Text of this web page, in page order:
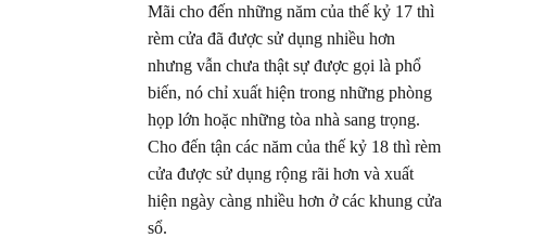
Mãi cho đến những năm của thế kỷ 17 thì
rèm cửa đã được sử dụng nhiều hơn
nhưng vẫn chưa thật sự được gọi là phổ
biến, nó chỉ xuất hiện trong những phòng
họp lớn hoặc những tòa nhà sang trọng.
Cho đến tận các năm của thế kỷ 18 thì rèm
cửa được sử dụng rộng rãi hơn và xuất
hiện ngày càng nhiều hơn ở các khung cửa
sổ.